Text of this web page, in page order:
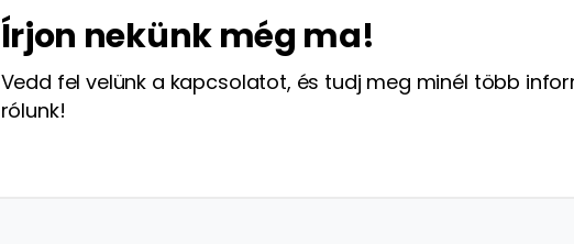
Írjon nekünk még ma!
Vedd fel velünk a kapcsolatot, és tudj meg minél több
rólunk!